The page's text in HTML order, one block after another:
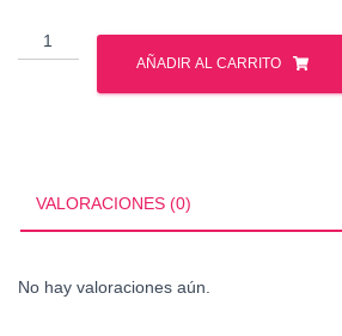
MUTANT
GLUTAMINE
AÑADIR AL CARRITO
VALORACIONES (0)
No hay valoraciones aún.